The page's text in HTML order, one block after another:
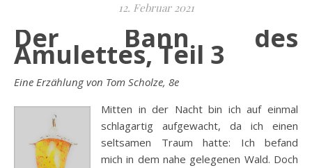
12. Februar 2021
Der Bann des
Amulettes, Teil 3
Eine Erzählung von Tom Scholze, 8e
Mitten in der Nacht bin ich auf einmal
schlagartig aufgewacht, da ich einen
seltsamen Traum hatte: Ich befand
mich in dem nahe gelegenen Wald. Doch